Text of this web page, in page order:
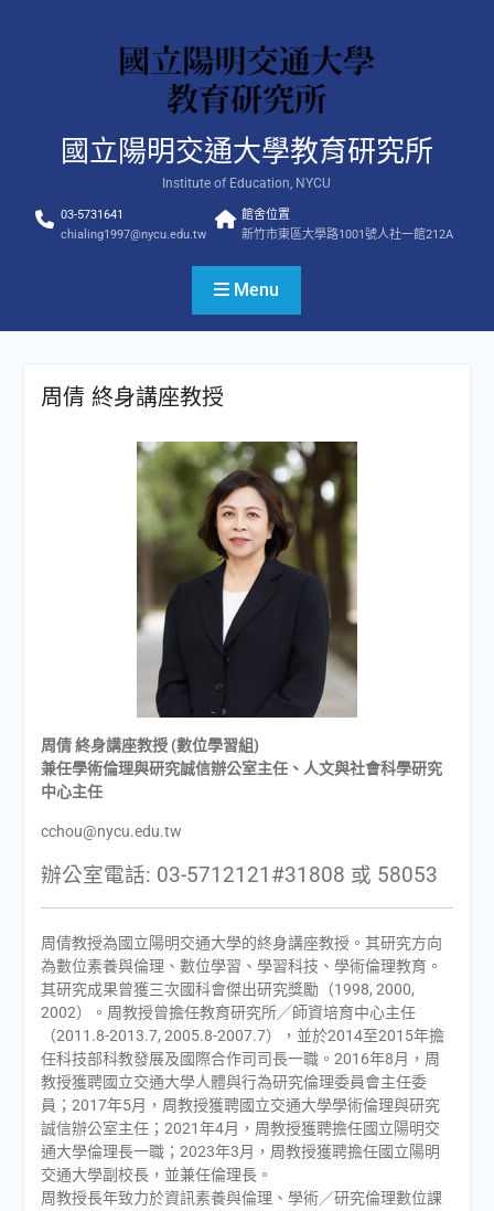
國立陽明交通大學教育研究所
Institute of Education, NYCU
03-5731641
chialing1997@nycu.edu.tw
館舍位置
新竹市東區大學路1001號人社一館212A
Menu
周倩 終身講座教授
周倩 終身講座教授 (數位學習組)
兼任學術倫理與研究誠信辦公室主任、人文與社會科學研究
中心主任
cchou@nycu.edu.tw
辦公室電話: 03-5712121#31808 或 58053
周倩教授為國立陽明交通大學的終身講座教授。其研究方向
為數位素養與倫理、數位學習、學習科技、學術倫理教育。
其研究成果曾獲三次國科會傑出研究獎勵（1998, 2000,
2002）。周教授曾擔任教育研究所╱師資培育中心主任
（2011.8-2013.7, 2005.8-2007.7），並於2014至2015年擔
任科技部科教發展及國際合作司司長一職。2016年8月，周
教授獲聘國立交通大學人體與行為研究倫理委員會主任委
員；2017年5月，周教授獲聘國立交通大學學術倫理與研究
誠信辦公室主任；2021年4月，周教授獲聘擔任國立陽明交
通大學倫理長一職；2023年3月，周教授獲聘擔任國立陽明
交通大學副校長，並兼任倫理長。
周教授長年致力於資訊素養與倫理、學術／研究倫理數位課